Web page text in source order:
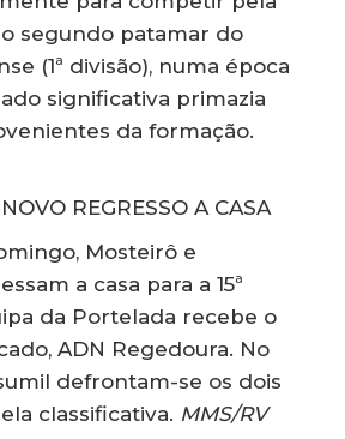
segundo patamar do
(1ª divisão), numa época
significativa primazia
da formação.
REGRESSO A CASA
Mosteirô e
a casa para a 15ª
da Portelada recebe o
ADN Regedoura. No
defrontam-se os dois
classificativa. MMS/RV